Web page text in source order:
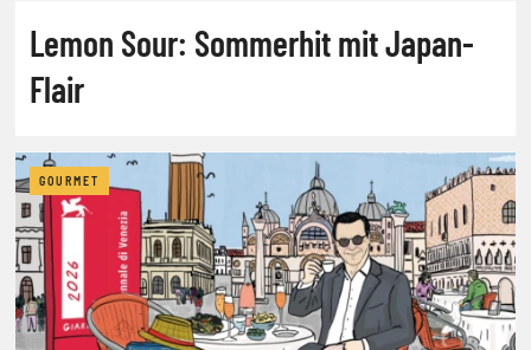
Lemon Sour: Sommerhit mit Japan-
Flair
GOURMET